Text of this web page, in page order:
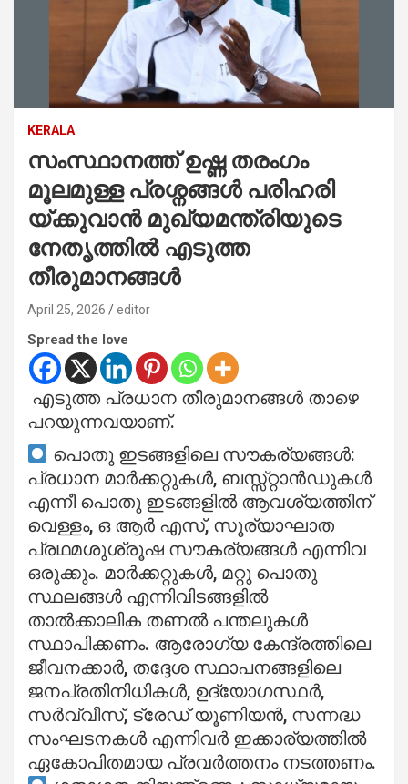
KERALA
സംസ്ഥാനത്ത് ഉഷ്ണ തരംഗം
മൂലമുള്ള പ്രശ്നങ്ങൾ പരിഹരി
യ്ക്കുവാൻ മുഖ്യമന്ത്രിയുടെ
നേതൃത്തിൽ എടുത്ത
തീരുമാനങ്ങൾ
April 25, 2026 editor
Spread the love
എടുത്ത പ്രധാന തീരുമാനങ്ങൾ താഴെ
പറയുന്നവയാണ്.
പൊതു ഇടങ്ങളിലെ സൗകര്യങ്ങൾ:
പ്രധാന മാർക്കറ്റുകൾ, ബസ്സ്റ്റാൻഡുകൾ
എന്നീ പൊതു ഇടങ്ങളിൽ ആവശ്യത്തിന്
വെള്ളം, ഒ ആർ എസ്, സൂര്യാഘാത
പ്രഥമശുശ്രൂഷ സൗകര്യങ്ങൾ എന്നിവ
ഒരുക്കും. മാർക്കറ്റുകൾ, മറ്റു പൊതു
സ്ഥലങ്ങൾ എന്നിവിടങ്ങളിൽ
താൽക്കാലിക തണൽ പന്തലുകൾ
സ്ഥാപിക്കണം. ആരോഗ്യ കേന്ദ്രത്തിലെ
ജീവനക്കാർ, തദ്ദേശ സ്ഥാപനങ്ങളിലെ
ജനപ്രതിനിധികൾ, ഉദ്യോഗസ്ഥർ,
സർവ്വീസ്, ട്രേഡ് യൂണിയൻ, സന്നദ്ധ
സംഘടനകൾ എന്നിവർ ഇക്കാര്യത്തിൽ
ഏകോപിതമായ പ്രവർത്തനം നടത്തണം.